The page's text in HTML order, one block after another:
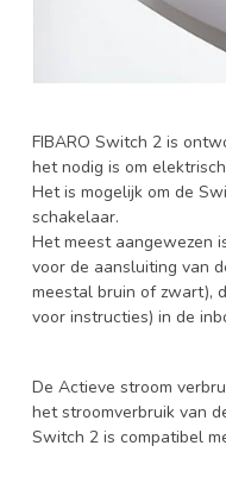
FIBARO Switch 2 is
het nodig is om
Het is mogelijk om de
schakelaar.
Het meest aangewezen
voor de aansluiting van
meestal bruin of zwart),
voor instructies) in de
De Actieve stroom
het stroomverbruik van
Switch 2 is compatibel